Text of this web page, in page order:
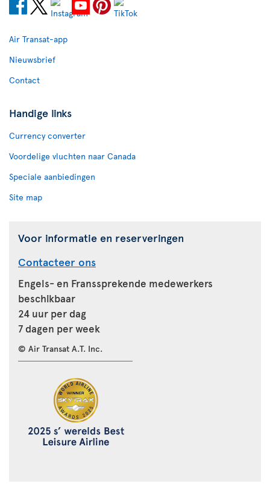
Air Transat-app
Nieuwsbrief
Contact
Handige links
Currency converter
Voordelige vluchten naar Canada
Speciale aanbiedingen
Site map
Voor informatie en reserveringen
Contacteer ons
Engels- en Franssprekende medewerkers
beschikbaar
24 uur per dag
7 dagen per week
© Air Transat A.T. Inc.